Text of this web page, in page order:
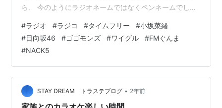
ら、 今のようにラジオネームではなくペンネームでし
ペンネームでした。 葉書読まれるとテンション上がりま
すよね～。 最近は、 午前中はＦＭ群馬のワイワイグルー
ビンを聞いてます。 始まった頃は毎日メッセージを投稿
してたけど、 最近はリスナーさんが増えたから送ってま
せん。 ゲームに参加するくらいですね。 最新のステッカ
ーはまだ当たってないな？ …
#ラジオ #ラジコ #タイムフリー #小坂菜緒
#日向坂46 #ゴゴモンズ #ワイグル #FMぐんま
#NACK5
STAY DREAM トラステブログ • 2年前